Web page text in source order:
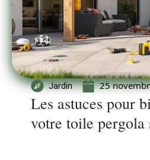
Jardin 25
Les astuces pour
votre toile pergola